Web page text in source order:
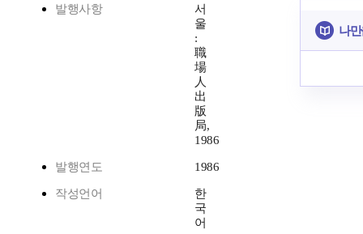
발행사항
서
울
:
職
場
人
出
版
局,
1986
발행연도 1986
작성언어
한
국
어
나